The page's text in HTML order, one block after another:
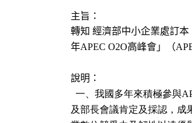
主旨：
轉知 經濟部中小企業處訂本
年APEC O2O高峰會」（
說明：
一、 我國多年來積極參與
及部長會議肯定及採認，成